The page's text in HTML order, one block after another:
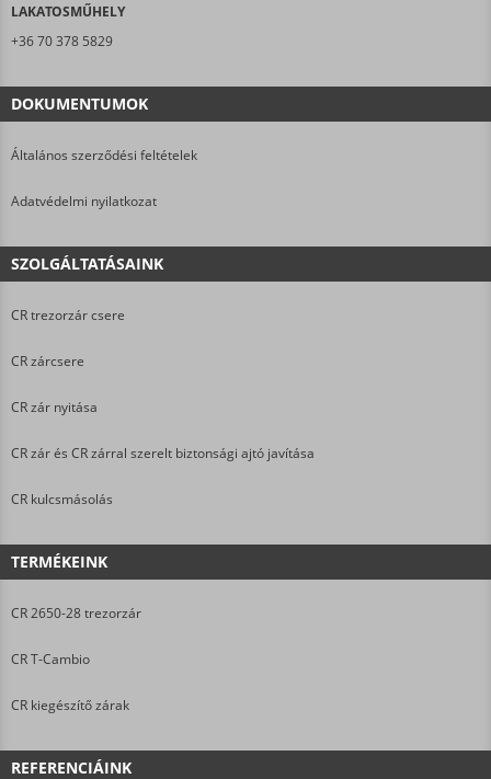
LAKATOSMŰHELY
+36 70 378 5829
DOKUMENTUMOK
Általános szerződési feltételek
Adatvédelmi nyilatkozat
SZOLGÁLTATÁSAINK
CR trezorzár csere
CR zárcsere
CR zár nyitása
CR zár és CR zárral szerelt biztonsági ajtó javítása
CR kulcsmásolás
TERMÉKEINK
CR 2650-28 trezorzár
CR T-Cambio
CR kiegészítő zárak
REFERENCIÁINK